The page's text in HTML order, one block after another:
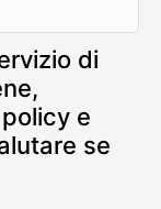
di
e
se